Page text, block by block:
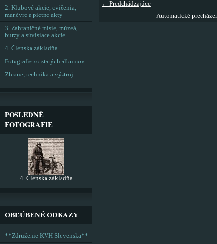
← Predchádzajúce
Automatické
2. Klubové akcie, cvičenia,
manévre a pietne akty
3. Zahraničné misie, múzeá,
burzy a súvisiace akcie
4. Členská základňa
Fotografie zo starých albumov
Zbrane, technika a výstroj
POSLEDNÉ
FOTOGRAFIE
4. Členská základňa
OBĽÚBENÉ ODKAZY
**Združenie KVH Slovenska**